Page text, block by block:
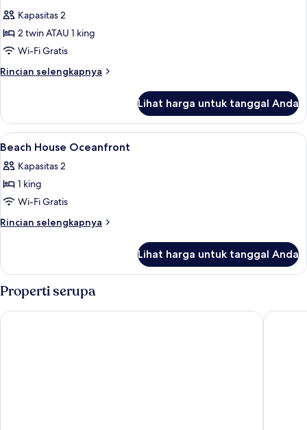
foto
untuk
Beach
House
Kapasitas 2
2 twin ATAU 1 king
Wi-Fi Gratis
Rincian selengkapnya
Rincian
Beach
House
Lihat harga untuk tanggal Anda
Lihat
semua
foto
untuk
Beach
House
Brankas, meja kerja, tirai kedap
4
Beach House Oceanfront
Kapasitas 2
1 king
Wi-Fi Gratis
Rincian selengkapnya
Rincian
Beach
House
Oceanfront
Lihat harga untuk tanggal Anda
Properti serupa
Le Coral Beach Resort and Cafe The